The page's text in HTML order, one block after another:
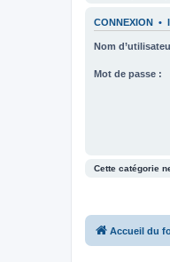
CONNEXION •
Nom
Mot de passe :
Cette catégorie
Accueil du